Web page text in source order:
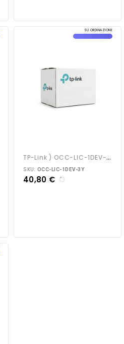
SU ORDINAZIONE
T
P-Link ) OCC-LIC-1DEV-3Y
SKU: OCC-LIC-1DEV-3Y
40,80 €